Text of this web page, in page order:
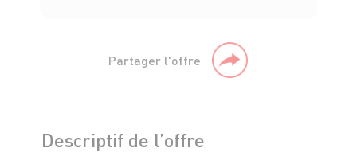
Partager l'offre
Descriptif de l’offre